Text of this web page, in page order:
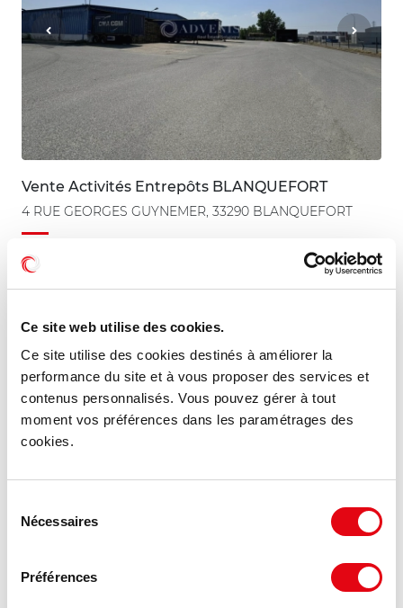
Ce site web utilise des cookies.
Ce site utilise des cookies destinés à améliorer la
performance du site et à vous proposer des services et
contenus personnalisés. Vous pouvez gérer à tout
moment vos préférences dans les paramétrages des
cookies.
Nécessaires
Préférences
Vente Activités Entrepôts BLANQUEFORT
4 RUE GEORGES GUYNEMER, 33290 BLANQUEFORT
3 000 m²
NOUVEAUTÉ